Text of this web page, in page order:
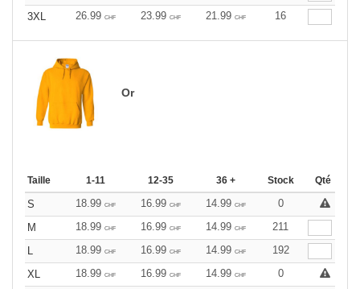
3XL
26.99 CHF 23.99 CHF 21.99 CHF 16
Or
Taille 1-11 12-35 36 + Stock Qté
S 18.99 CHF 16.99 CHF 14.99 CHF
0
M
18.99 CHF 16.99 CHF 14.99 CHF
211
L
18.99 CHF 16.99 CHF 14.99 CHF
192
XL
18.99 CHF 16.99 CHF 14.99 CHF
0